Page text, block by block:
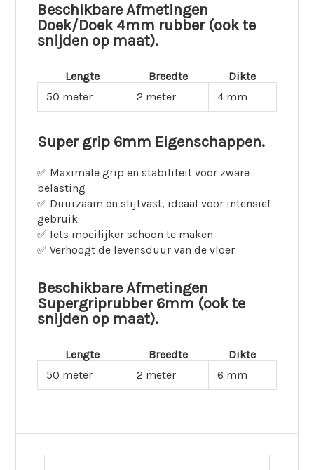
Beschikbare Afmetingen
Doek/Doek 4mm rubber (ook te
snijden op maat).
Lengte Breedte
Dikte
50 meter
2 meter 4 mm
Super grip 6mm Eigenschappen.
✅ Maximale grip en stabiliteit voor zware
belasting
✅ Duurzaam en slijtvast, ideaal voor intensief
gebruik
✅ Iets moeilijker schoon te maken
✅ Verhoogt de levensduur van de vloer
Beschikbare Afmetingen
Supergriprubber 6mm (ook te
snijden op maat).
Lengte Breedte
Dikte
50 meter
2 meter 6 mm